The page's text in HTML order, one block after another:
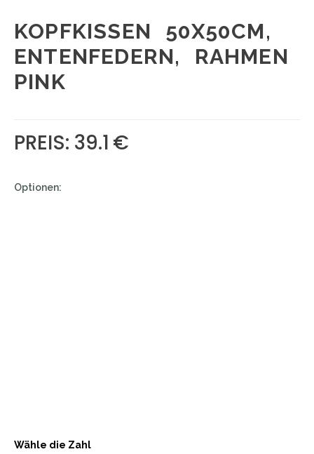
KOPFKISSEN 50X50CM,
ENTENFEDERN, RAHMEN
PINK
PREIS: 39.1 €
Optionen:
Wähle die Zahl